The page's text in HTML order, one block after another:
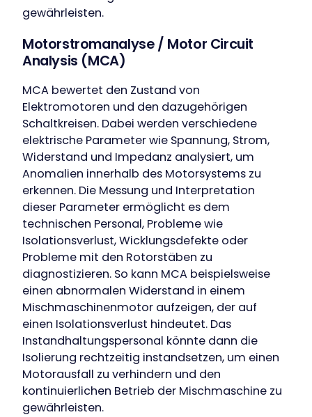
gewährleisten.
Motorstromanalyse / Motor Circuit
Analysis (MCA)
MCA bewertet den Zustand von
Elektromotoren und den dazugehörigen
Schaltkreisen. Dabei werden verschiedene
elektrische Parameter wie Spannung, Strom,
Widerstand und Impedanz analysiert, um
Anomalien innerhalb des Motorsystems zu
erkennen. Die Messung und Interpretation
dieser Parameter ermöglicht es dem
technischen Personal, Probleme wie
Isolationsverlust, Wicklungsdefekte oder
Probleme mit den Rotorstäben zu
diagnostizieren. So kann MCA beispielsweise
einen abnormalen Widerstand in einem
Mischmaschinenmotor aufzeigen, der auf
einen Isolationsverlust hindeutet. Das
Instandhaltungspersonal könnte dann die
Isolierung rechtzeitig instandsetzen, um einen
Motorausfall zu verhindern und den
kontinuierlichen Betrieb der Mischmaschine zu
gewährleisten.